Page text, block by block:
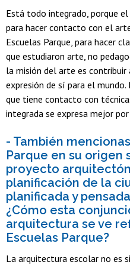
Está todo integrado, porque
para hacer contacto con el
Escuelas Parque, para hacer
que estudiaron arte, no
la misión del arte es
expresión de sí para el
que tiene contacto con
integrada se expresa mejor
- También
Parque en su origen
proyecto
planificación de la
planificada y
¿Cómo esta
arquitectura se ve
Escuelas Parque?
La arquitectura escolar no es